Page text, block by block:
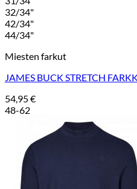
32/34"
42/34"
44/34"
Miesten farkut
JAMES BUCK STRETCH
54,95€
48-62